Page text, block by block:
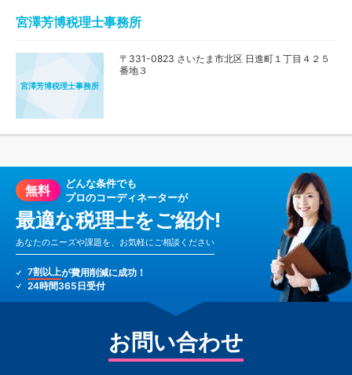
宮澤芳博税理士事務所
宮澤芳博税理士事務所
〒331-0823 さいたま市北区 日進町１丁目４２５
番地３
無料
どんな条件でも
プロのコーディネーターが
最適な税理士をご紹介!
あなたのニーズや課題を、お気軽にご相談ください
7割以上が費用削減に成功！
24時間365日受付
お問い合わせ